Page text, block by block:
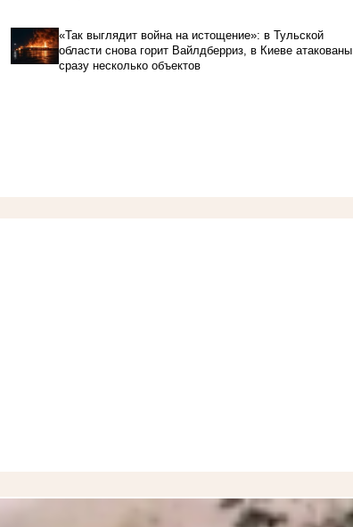
«Так выглядит война на истощение»: в Тульской
области снова горит Вайлдберриз, в Киеве атакованы
сразу несколько объектов